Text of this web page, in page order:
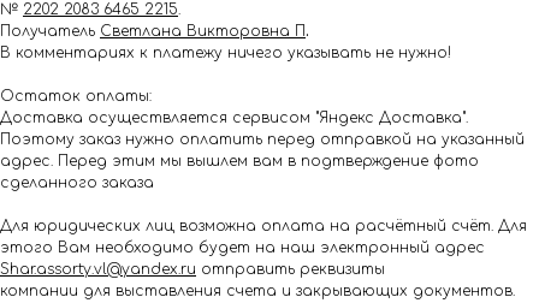
№ 2202 2083 6465 2215.
Получатель Светлана Викторовна П .
В комментариях к платежу ничего указывать не нужно!
Остаток оплаты:
Доставка осуществляется сервисом "Яндекс Доставка".
Поэтому заказ нужно оплатить перед отправкой на указанный
адрес. Перед этим мы вышлем вам в подтверждение фото
сделанного заказа
Для юридических лиц возможна оплата на расчётный счёт. Для
этого Вам необходимо будет на наш электронный адрес
Shar.assorty.vl@yandex.ru отправить реквизиты
компании для выставления счета и закрывающих документов.